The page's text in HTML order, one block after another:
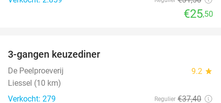
€25,50
3-gangen keuzediner
De Peelproeverij 9.2 star
Liessel (10 km)
Verkocht: 279
Regulier €37,40